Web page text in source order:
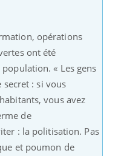
opérations
ont été
« Les gens
secret : si vous
vous avez
de
: la politisation. Pas
et poumon de